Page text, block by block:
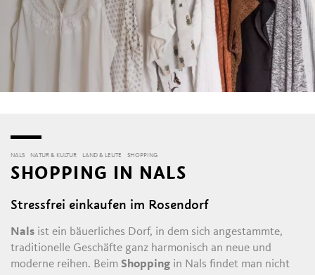
NALS NATUR & KULTUR LAND & LEUTE SHOPPING
SHOPPING IN NALS
Stressfrei einkaufen im Rosendorf
Nals ist ein bäuerliches Dorf, in dem sich angestammte,
traditionelle Geschäfte ganz harmonisch an neue und
moderne reihen. BeimShopping in Nals findet man nicht